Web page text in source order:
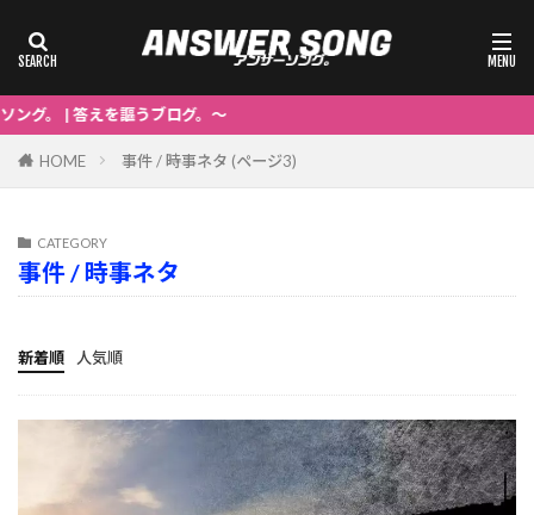
ブログ。～
HOME 事件 / 時事ネタ (ページ3)
CATEGORY
事件 / 時事ネタ
新着順 人気順